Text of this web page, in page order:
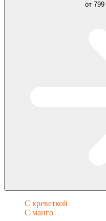
от 799
С креветкой
С манго